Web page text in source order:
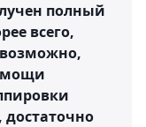
полный
всего,
достаточно